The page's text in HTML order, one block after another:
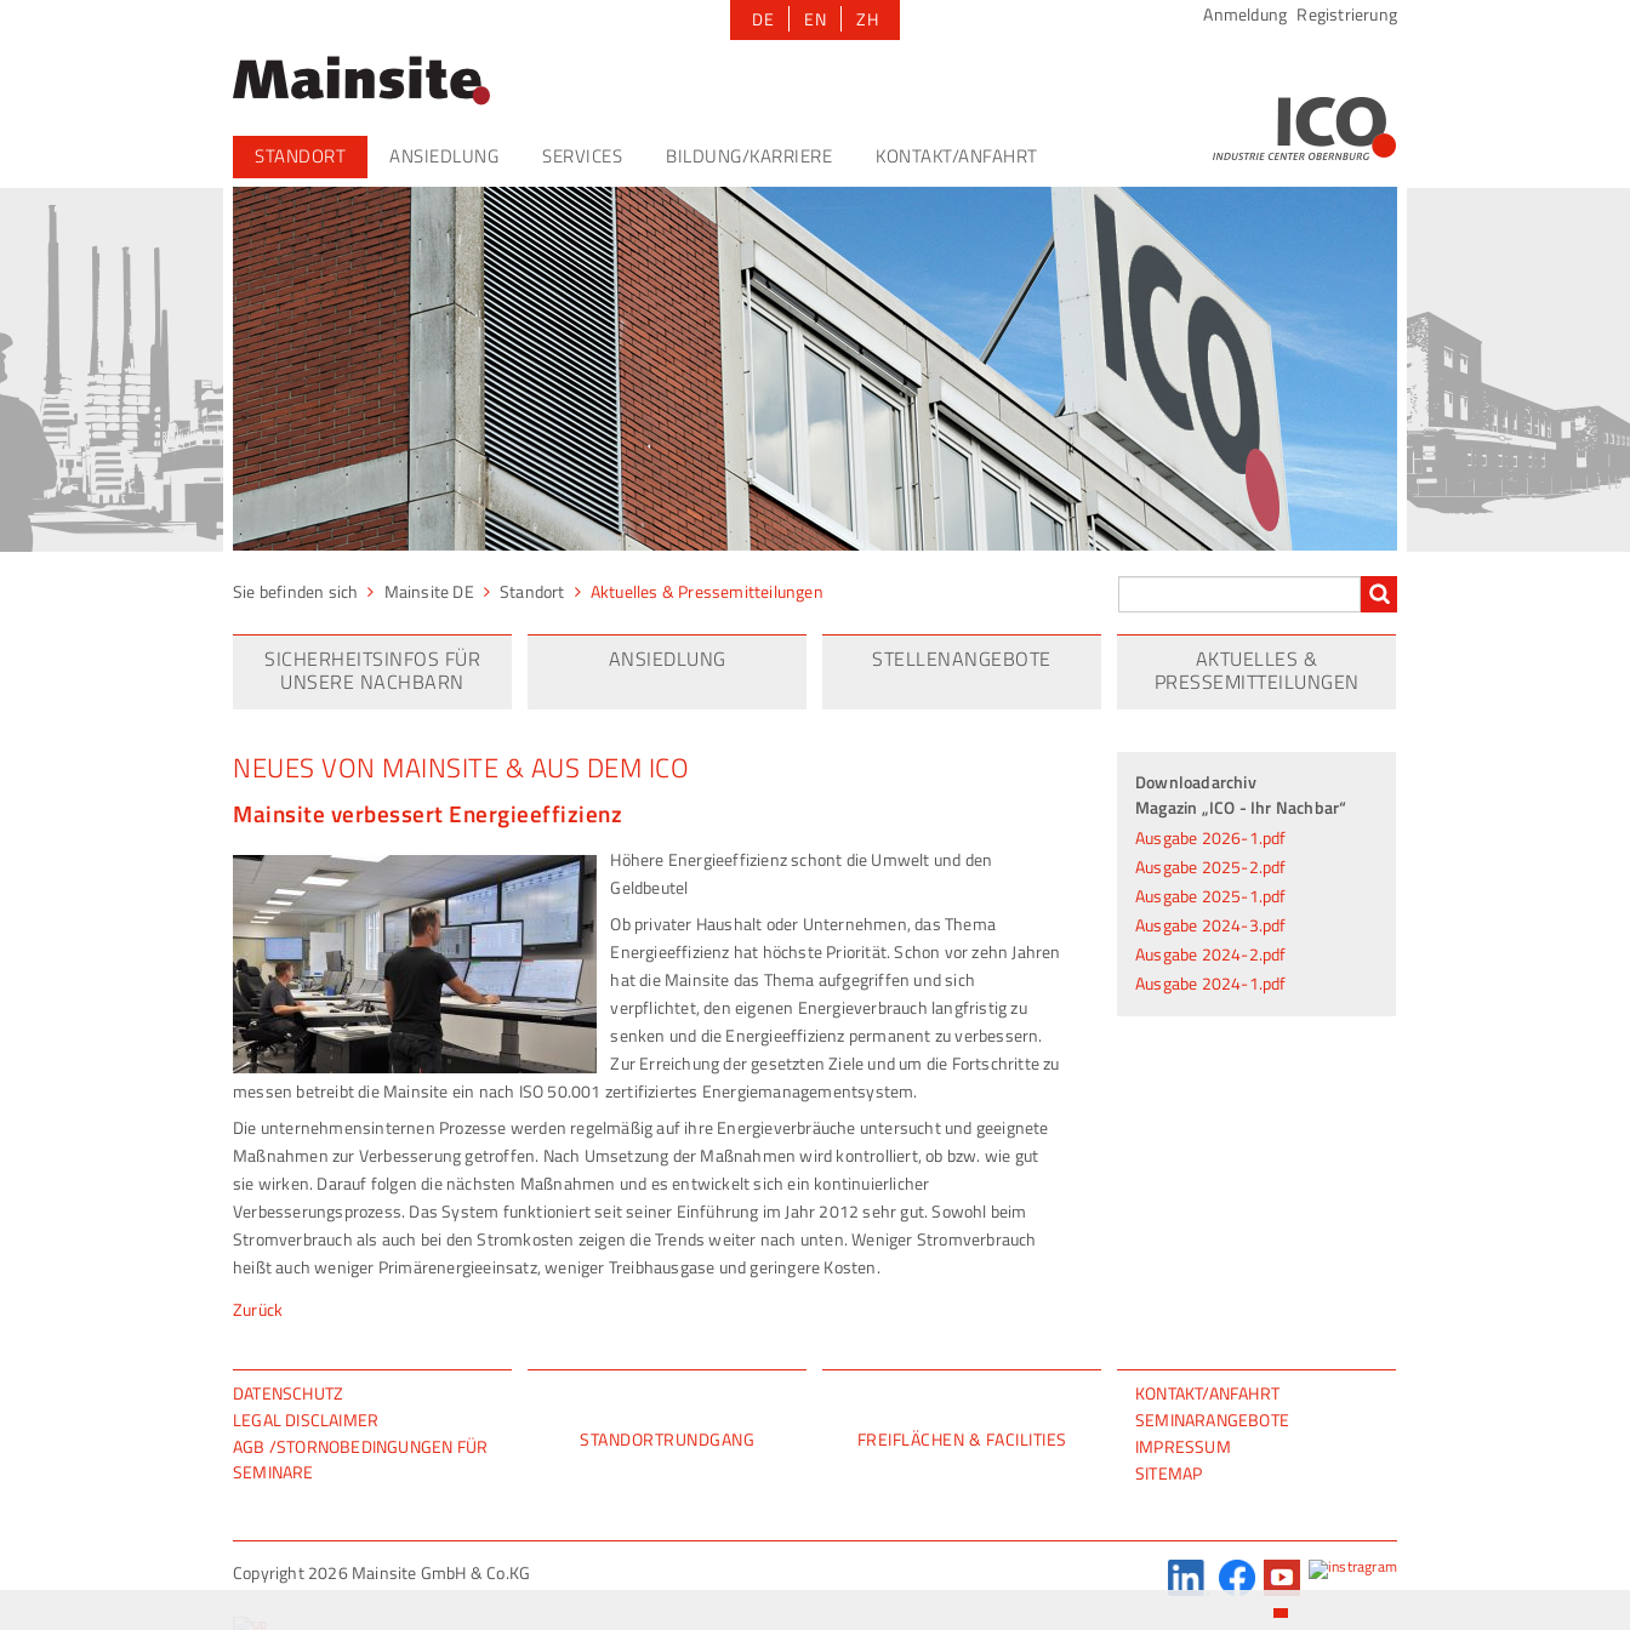
DE EN ZH Navigation
überspringen
Anmeldung Registrierung
Navigation
überspringen
STANDORT ANSIEDLUNG SERVICES BILDUNG/KARRIERE KONTAKT/ANFAHRT
Mainsite DE Standort Aktuelles & Pressemitteilungen
SICHERHEITSINFOS FÜR
UNSERE NACHBARN
ANSIEDLUNG STELLENANGEBOTE AKTUELLES &
PRESSEMITTEILUNGEN
NEUES VON MAINSITE & AUS DEM ICO
Mainsite verbessert Energieeffizienz
Höhere Energieeffizienz schont die Umwelt und den
Geldbeutel
Ob privater Haushalt oder Unternehmen, das Thema
Energieeffizienz hat höchste Priorität. Schon vor zehn Jahren
hat die Mainsite das Thema aufgegriffen und sich
verpflichtet, den eigenen Energieverbrauch langfristig zu
senken und die Energieeffizienz permanent zu verbessern.
Zur Erreichung der gesetzten Ziele und um die Fortschritte zu
messen betreibt die Mainsite ein nach ISO 50.001 zertifiziertes Energiemanagementsystem.
Die unternehmensinternen Prozesse werden regelmäßig auf ihre Energieverbräuche untersucht und geeignete
Maßnahmen zur Verbesserung getroffen. Nach Umsetzung der Maßnahmen wird kontrolliert, ob bzw. wie gut
sie wirken. Darauf folgen die nächsten Maßnahmen und es entwickelt sich ein kontinuierlicher
Verbesserungsprozess. Das System funktioniert seit seiner Einführung im Jahr 2012 sehr gut. Sowohl beim
Stromverbrauch als auch bei den Stromkosten zeigen die Trends weiter nach unten. Weniger Stromverbrauch
heißt auch weniger Primärenergieeinsatz, weniger Treibhausgase und geringere Kosten.
Zurück
Downloadarchiv
Magazin „ICO - Ihr Nachbar“
Ausgabe 2026-1.pdf
Ausgabe 2025-2.pdf
Ausgabe 2025-1.pdf
Ausgabe 2024-3.pdf
Ausgabe 2024-2.pdf
Ausgabe 2024-1.pdf
NAVIGATION
ÜBERSPRINGEN
DATENSCHUTZ
LEGAL DISCLAIMER
AGB /STORNOBEDINGUNGEN FÜR
SEMINARE
STANDORTRUNDGANG FREIFLÄCHEN & FACILITIES
NAVIGATION
ÜBERSPRINGEN
KONTAKT/ANFAHRT
SEMINARANGEBOTE
IMPRESSUM
SITEMAP
Copyright 2026 Mainsite GmbH & Co.KG